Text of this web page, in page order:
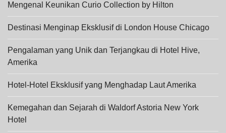
Mengenal Keunikan Curio Collection by Hilton
Destinasi Menginap Eksklusif di London House Chicago
Pengalaman yang Unik dan Terjangkau di Hotel Hive,
Amerika
Hotel-Hotel Eksklusif yang Menghadap Laut Amerika
Kemegahan dan Sejarah di Waldorf Astoria New York
Hotel